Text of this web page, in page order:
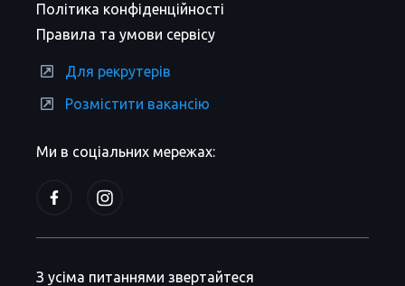
Ми в соціальних мережах:
Політика конфіденційності
Правила та умови сервісу
Для рекрутерів
Розмістити вакансію
З усіма питаннями звертайтеся